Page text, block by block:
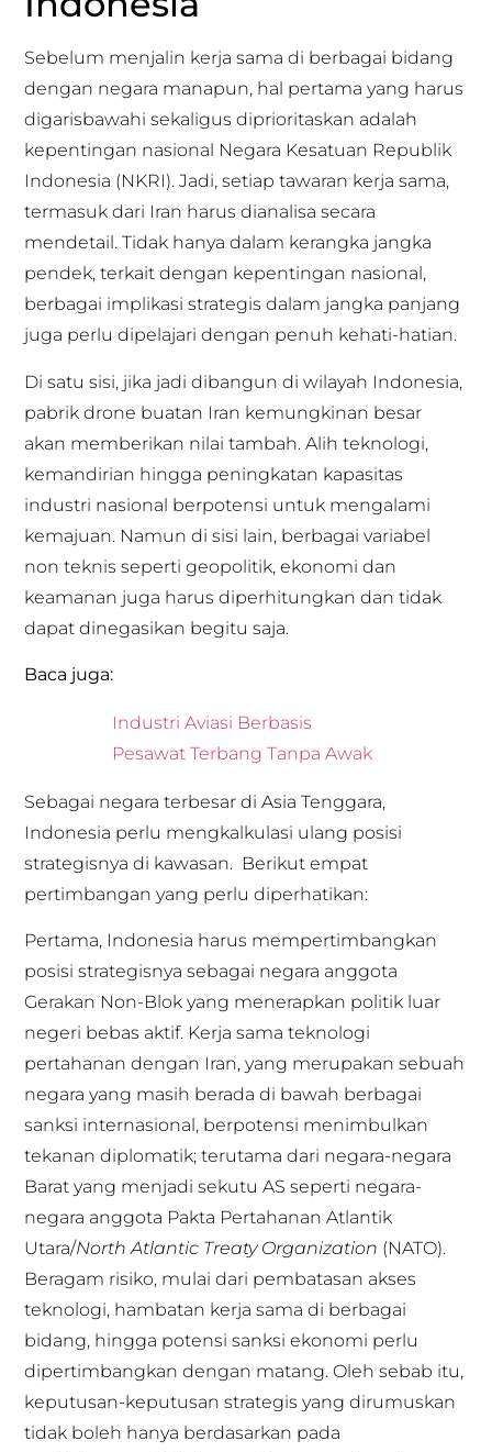
Sebelum menjalin kerja sama di berbagai bidang
dengan negara manapun, hal pertama yang harus
digarisbawahi sekaligus diprioritaskan adalah
kepentingan nasional Negara Kesatuan Republik
Indonesia (NKRI). Jadi, setiap tawaran kerja sama,
termasuk dari Iran harus dianalisa secara
mendetail. Tidak hanya dalam kerangka jangka
pendek, terkait dengan kepentingan nasional,
berbagai implikasi strategis dalam jangka panjang
juga perlu dipelajari dengan penuh kehati-hatian.
Di satu sisi, jika jadi dibangun di wilayah Indonesia,
pabrik drone buatan Iran kemungkinan besar
akan memberikan nilai tambah. Alih teknologi,
kemandirian hingga peningkatan kapasitas
industri nasional berpotensi untuk mengalami
kemajuan. Namun di sisi lain, berbagai variabel
non teknis seperti geopolitik, ekonomi dan
keamanan juga harus diperhitungkan dan tidak
dapat dinegasikan begitu saja.
Baca juga:
Industri Aviasi Berbasis
Pesawat Terbang Tanpa Awak
Sebagai negara terbesar di Asia Tenggara,
Indonesia perlu mengkalkulasi ulang posisi
strategisnya di kawasan. Berikut empat
pertimbangan yang perlu diperhatikan:
Pertama, Indonesia harus mempertimbangkan
posisi strategisnya sebagai negara anggota
Gerakan Non-Blok yang menerapkan politik luar
negeri bebas aktif. Kerja sama teknologi
pertahanan dengan Iran, yang merupakan sebuah
negara yang masih berada di bawah berbagai
sanksi internasional, berpotensi menimbulkan
tekanan diplomatik; terutama dari negara-negara
Barat yang menjadi sekutu AS seperti negara-
negara anggota Pakta Pertahanan Atlantik
Utara/North Atlantic Treaty Organization (NATO).
Beragam risiko, mulai dari pembatasan akses
teknologi, hambatan kerja sama di berbagai
bidang, hingga potensi sanksi ekonomi perlu
dipertimbangkan dengan matang. Oleh sebab itu,
keputusan-keputusan strategis yang dirumuskan
tidak boleh hanya berdasarkan pada